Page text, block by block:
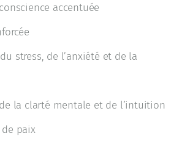
accentuée
stress, de l’anxiété et de la
la clarté mentale et de l’intuition
paix